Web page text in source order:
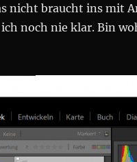
nicht braucht ins mit
noch nie klar. Bin